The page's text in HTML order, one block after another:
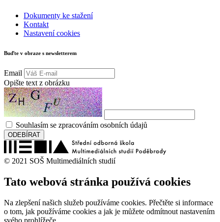
Dokumenty ke stažení
Kontakt
Nastavení cookies
Buďte v obraze s newsletterem
Email
Opište text z obrázku
Souhlasím se zpracováním osobních údajů
ODEBÍRAT
© 2021 SOŠ Multimediálních studií
Tato webová stránka používá cookies
Na zlepšení našich služeb používáme cookies. Přečtěte si informace
o tom, jak používáme cookies a jak je můžete odmítnout nastavením
svého prohlížeče.